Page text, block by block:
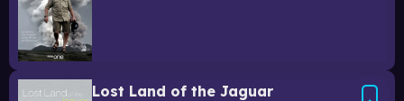
Lost Land of the Jaguar